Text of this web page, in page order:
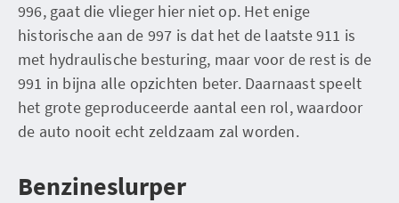
996, gaat die vlieger hier niet op. Het enige
historische aan de 997 is dat het de laatste 911 is
met hydraulische besturing, maar voor de rest is de
991 in bijna alle opzichten beter. Daarnaast speelt
het grote geproduceerde aantal een rol, waardoor
de auto nooit echt zeldzaam zal worden.
Benzineslurper